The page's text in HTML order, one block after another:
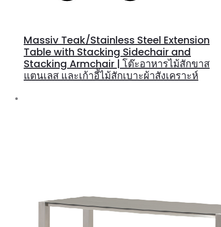
Massiv Teak/Stainless Steel Extension
Table with Stacking Sidechair and
Stacking Armchair | โต๊ะอาหารไม้สักขาส
แตนเลส และเก้าอี้ไม้สักเบาะผ้าสังเคราะห์